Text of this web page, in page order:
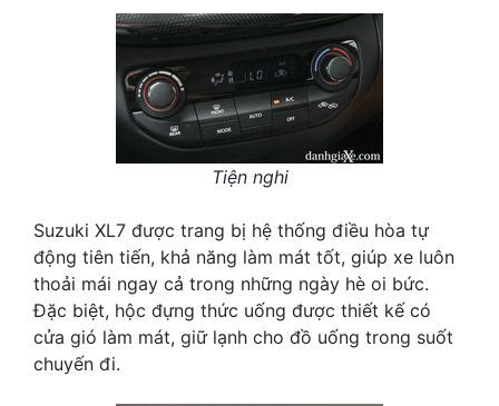
Tiện nghi
Suzuki XL7 được trang bị hệ thống điều hòa tự
động tiên tiến, khả năng làm mát tốt, giúp xe luôn
thoải mái ngay cả trong những ngày hè oi bức.
Đặc biệt, hộc đựng thức uống được thiết kế có
cửa gió làm mát, giữ lạnh cho đồ uống trong suốt
chuyến đi.